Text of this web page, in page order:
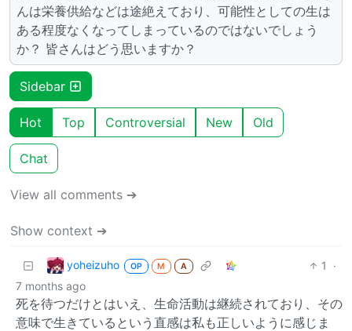
んは栄養供給などは途絶えており、可能性としての生は
ある程度なくなってしまっているのではないでしょう
か？ 皆さんはどう思いますか？
Sidebar
Hot Top Controversial New Old
Chat
View all comments ➔
Show context ➔
yoheizuho OP M A 1
·
7 months ago
死を待つだけとはいえ、生命活動は継続されており、その
意味で生きているという直感は私も正しいように感じま